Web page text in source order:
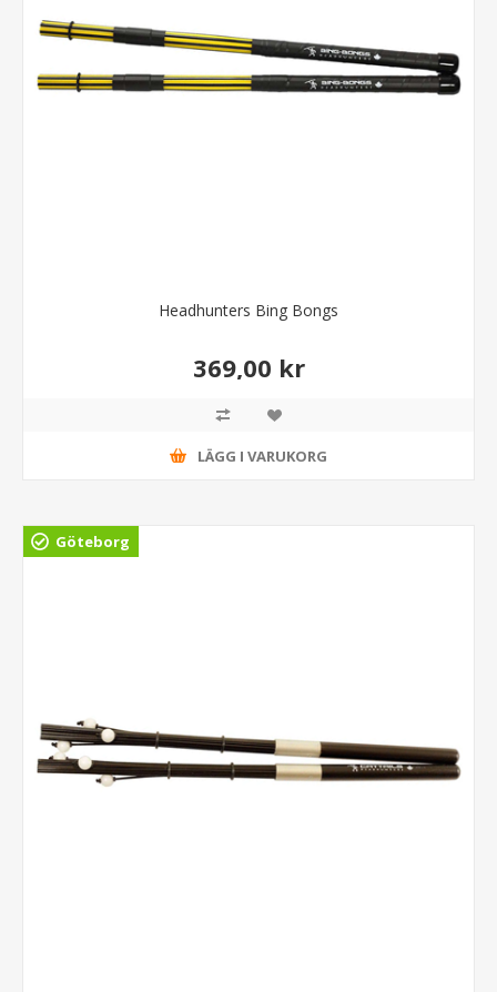
Headhunters Bing Bongs
369,00 kr
LÄGG I VARUKORG
Göteborg